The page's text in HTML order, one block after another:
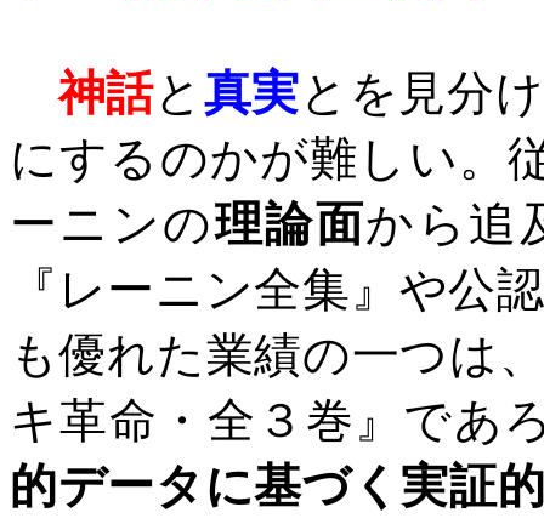
神話と 真実とを見分
にするのかが難しい。
ーニンの理論面から追
『レーニン全集』や公
も優れた業績の一つは
キ革命・全３巻』であ
的データに基づく実証